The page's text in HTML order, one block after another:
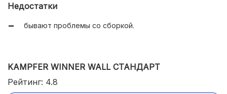
Недостатки
бывают проблемы со сборкой.
KAMPFER WINNER WALL СТАНДАРТ
Рейтинг: 4.8